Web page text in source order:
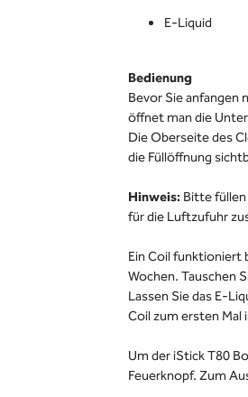
E-Liquid
Bedienung
Bevor Sie anfangen
öffnet man die
Die Oberseite des
die Füllöffnung
Hinweis: Bitte
für die Luftzufuhr
Ein Coil funktioniert
Wochen. Tauschen
Lassen Sie das E-
Coil zum ersten Mal
Um der iStick T80
Feuerknopf. Zum